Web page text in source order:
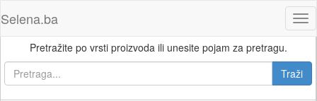
Selena.ba
Pretražite po vrsti proizvoda ili unesite pojam za pretragu.